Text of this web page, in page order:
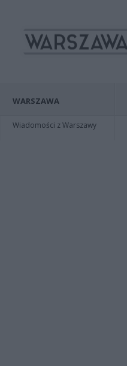
WARSZAWA
Wiadomości z Warszawy